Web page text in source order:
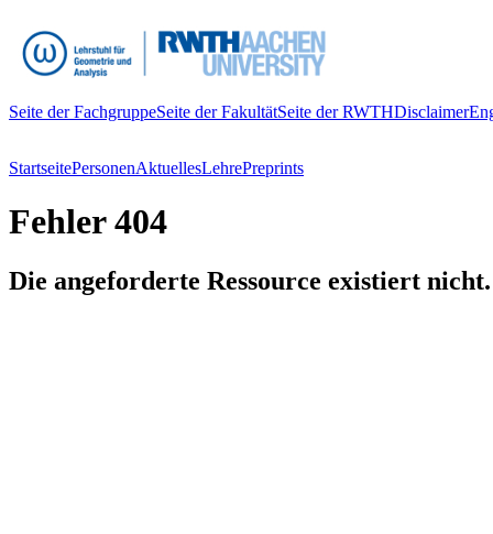
Seite der FachgruppeSeite der FakultätSeite der RWTHDisclaimer
StartseitePersonenAktuellesLehrePreprints
Fehler 404
Die angeforderte Ressource existiert nicht.